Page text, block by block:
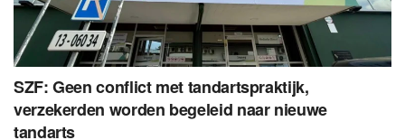
SZF: Geen conflict met tandartspraktijk,
verzekerden worden begeleid naar nieuwe
tandarts